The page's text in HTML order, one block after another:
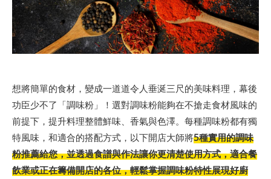
想將簡單的食材，變成一道道令人垂涎三尺的美味料理，幕後
功臣少不了「調味粉」！選對調味粉能夠在不搶走食材風味的
前提下，提升料理整體鮮味、香氣與色澤。每種調味粉都有獨
特風味，和適合的搭配方式，以下開店大師將5種實用的調味
粉推薦給您，並透過食譜與作法讓你更清楚使用方式，適合餐
飲業或正在籌備開店的各位，輕鬆掌握調味粉特性展現好廚